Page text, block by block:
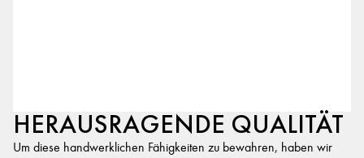
HERAUSRAGENDE QUALITÄT
Um diese handwerklichen Fähigkeiten zu bewahren, haben wir